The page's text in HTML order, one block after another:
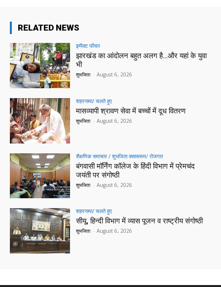
RELATED NEWS
इम्पैक्ट फीचर
झारखंड का आंदोलन बहुत अलग है…और यहां के युवा
भी
शुभजिता - August 6, 2026
शहरनामा/ चलते हुए
मासव्यापी श्रावण सेवा में बच्चों में दूध वितरण
शुभजिता - August 6, 2026
शैक्षणिक समाचार / शुभजिता क्सासरूम/ रोजगार
बंगवासी मॉर्निंग कॉलेज के हिंदी विभाग में प्रेमचंद
जयंती पर संगोष्ठी
शुभजिता - August 6, 2026
शहरनामा/ चलते हुए
सीयू, हिन्दी विभाग में व्यास पूजन व राष्ट्रीय संगोष्ठी
शुभजिता - August 6, 2026